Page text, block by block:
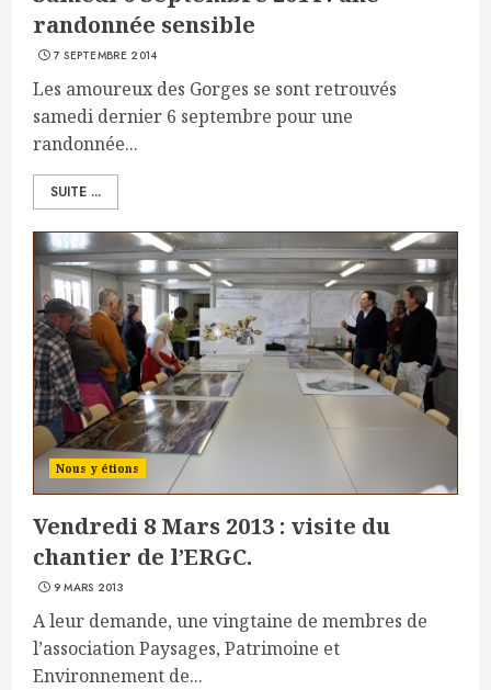
randonnée sensible
7 SEPTEMBRE 2014
Les amoureux des Gorges se sont retrouvés
samedi dernier 6 septembre pour une
randonnée...
SUITE ...
Nous y étions
Vendredi 8 Mars 2013 : visite du
chantier de l’ERGC.
9 MARS 2013
A leur demande, une vingtaine de membres de
l’association Paysages, Patrimoine et
Environnement de...